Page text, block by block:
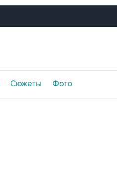
Сюжеты Фото